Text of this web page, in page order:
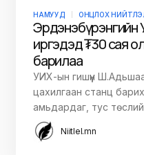
НАМУУД ОНЦЛОХ
Эрдэнэбүрэнгийн
иргэдэд ₮30 сая
барилаа
УИХ-ын гишүүн
цахилгаан станц
амьдардаг, тус
Niitlel.mn